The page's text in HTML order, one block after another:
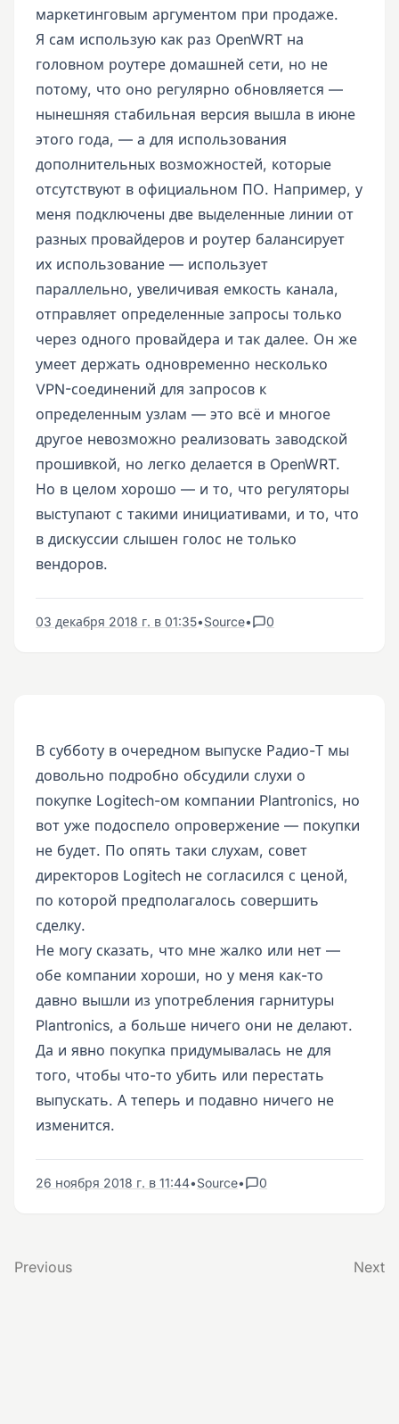
маркетинговым аргументом при продаже.
Я сам использую как раз OpenWRT на
головном роутере домашней сети, но не
потому, что оно регулярно обновляется —
нынешняя стабильная версия вышла в июне
этого года, — а для использования
дополнительных возможностей, которые
отсутствуют в официальном ПО. Например, у
меня подключены две выделенные линии от
разных провайдеров и роутер балансирует
их использование — использует
параллельно, увеличивая емкость канала,
отправляет определенные запросы только
через одного провайдера и так далее. Он же
умеет держать одновременно несколько
VPN-соединений для запросов к
определенным узлам — это всё и многое
другое невозможно реализовать заводской
прошивкой, но легко делается в OpenWRT.
Но в целом хорошо — и то, что регуляторы
выступают с такими инициативами, и то, что
в дискуссии слышен голос не только
вендоров.
03 декабря 2018 г. в 01:35•Source• 0
В субботу в очередном выпуске Радио-Т мы
довольно подробно обсудили слухи о
покупке Logitech-ом компании Plantronics, но
вот уже подоспело опровержение — покупки
не будет. По опять таки слухам, совет
директоров Logitech не согласился с ценой,
по которой предполагалось совершить
сделку.
Не могу сказать, что мне жалко или нет —
обе компании хороши, но у меня как-то
давно вышли из употребления гарнитуры
Plantronics, а больше ничего они не делают.
Да и явно покупка придумывалась не для
того, чтобы что-то убить или перестать
выпускать. А теперь и подавно ничего не
изменится.
26 ноября 2018 г. в 11:44•Source• 0
Previous Next